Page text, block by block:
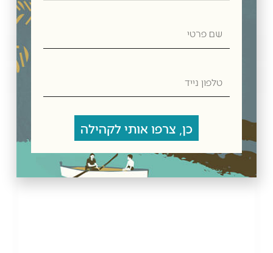
חוות דעת
מוצרים קשורים
פרטי
נייד
כן, צרפו אותי לקהילה